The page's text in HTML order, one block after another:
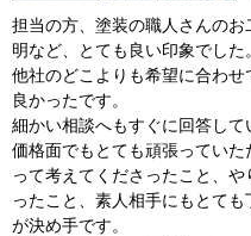
担当の方、塗装の職人さんの
明など、とても良い印象でした。
他社のどこよりも希望に合わ
良かったです。
細かい相談へもすぐに回答して
価格面でもとても頑張ってい
って考えてくださったこと、
ったこと、素人相手にもとて
が決め手です。